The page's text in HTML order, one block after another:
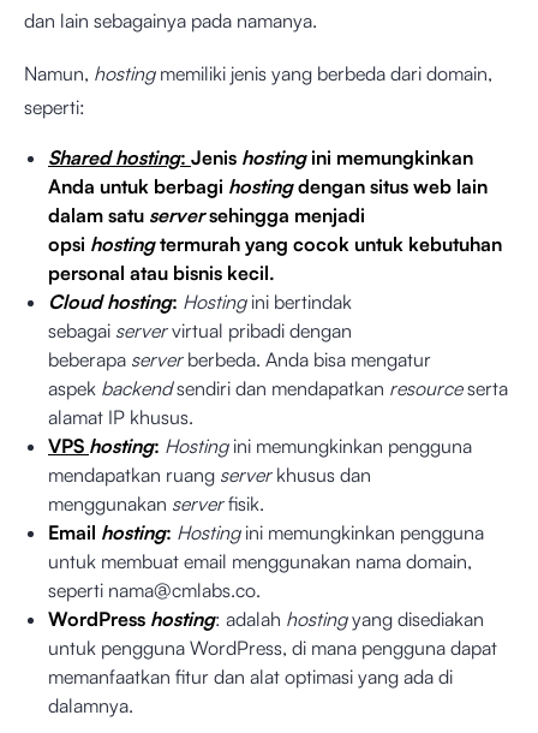
dan lain sebagainya pada namanya.
Namun, hosting memiliki jenis yang berbeda dari domain,
seperti:
Shared hosting: Jenis hostingini memungkinkan
Anda untuk berbagi hostingdengan situs web lain
dalam satu serversehingga menjadi
opsi hostingtermurah yang cocok untuk kebutuhan
personal atau bisnis kecil.
Cloud hosting: Hosting ini bertindak
sebagai servervirtual pribadi dengan
beberapa server berbeda. Anda bisa mengatur
aspek backendsendiri dan mendapatkan resourceserta
alamat IP khusus.
VPS hosting: Hosting ini memungkinkan pengguna
mendapatkan ruang server khusus dan
menggunakan serverfisik.
Email hosting: Hosting ini memungkinkan pengguna
untuk membuat email menggunakan nama domain,
seperti nama@cmlabs.co.
WordPress hosting: adalah hostingyang disediakan
untuk pengguna WordPress, di mana pengguna dapat
memanfaatkan fitur dan alat optimasi yang ada di
dalamnya.